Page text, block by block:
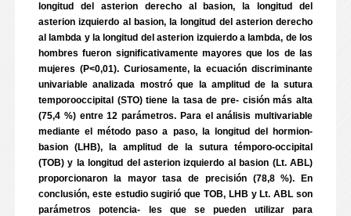
longitud del asterion derecho al basion, la longitud del
asterion izquierdo al basion, la longitud del asterion derecho
al lambda y la longitud del asterion izquierdo a lambda, de los
hombres fueron significativamente mayores que los de las
mujeres (P<0,01). Curiosamente, la ecuación discriminante
univariable analizada mostró que la amplitud de la sutura
temporooccipital (STO) tiene la tasa de pre- cisión más alta
(75,4 %) entre 12 parámetros. Para el análisis multivariable
mediante el método paso a paso, la longitud del hormion-
basion (LHB), la amplitud de la sutura témporo-occipital
(TOB) y la longitud del asterion izquierdo al basion (Lt. ABL)
proporcionaron la mayor tasa de precisión (78,8 %). En
conclusión, este estudio sugirió que TOB, LHB y Lt. ABL son
parámetros potencia- les que se pueden utilizar para